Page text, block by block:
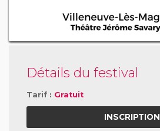
Détails du festival
Tarif : Gratuit
INSCRIPTION